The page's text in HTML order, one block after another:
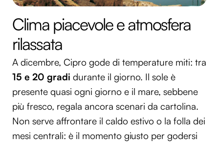
Clima piacevole e atmosfera
rilassata
A dicembre, Cipro gode di temperature miti: tra
15 e 20 gradi durante il giorno. Il sole è
presente quasi ogni giorno e il mare, sebbene
più fresco, regala ancora scenari da cartolina.
Non serve affrontare il caldo estivo o la folla dei
mesi centrali: è il momento giusto per godersi